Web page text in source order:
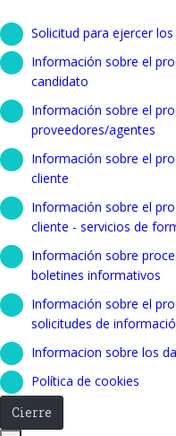
Solicitud para ejercer
Información sobre el
candidato
Información sobre el
proveedores/agentes
Información sobre el
cliente
Información sobre el
cliente - servicios de
Información sobre
boletines informativos
Información sobre el
solicitudes de
Informacion sobre los
Política de cookies
Cierre